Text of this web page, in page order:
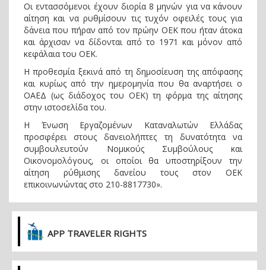
Οι εντασσόμενοι έχουν διορία 8 μηνών για να κάνουν
αίτηση και να ρυθμίσουν τις τυχόν οφειλές τους για
δάνεια που πήραν από τον πρώην ΟΕΚ που ήταν άτοκα
και άρχισαν να δίδονται από το 1971 και μόνον από
κεφάλαια του ΟΕΚ.
Η προθεσμία ξεκινά από τη δημοσίευση της απόφασης
και κυρίως από την ημερομηνία που θα αναρτήσει ο
ΟΑΕΔ (ως διάδοχος του ΟΕΚ) τη φόρμα της αίτησης
στην ιστοσελίδα του.
Η Ένωση Εργαζομένων Καταναλωτών Ελλάδας
προσφέρει στους δανειολήπτες τη δυνατότητα να
συμβουλευτούν Νομικούς Συμβούλους και
Οικονομολόγους, οι οποίοι θα υποστηρίξουν την
αίτηση ρύθμισης δανείου τους στον ΟΕΚ
επικοινωνώντας στο 210-8817730».
APP TRAVELER RIGHTS